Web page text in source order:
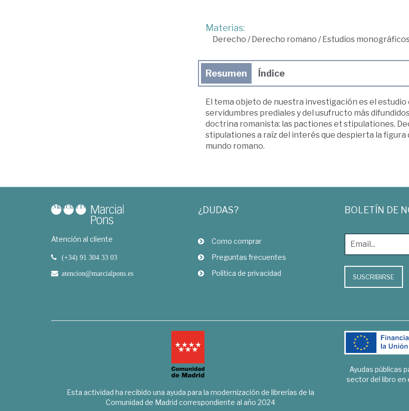
Materias:
Derecho /Derecho romano /Estudios
Resumen Índice
El tema objeto de nuestra investigación es el
servidumbres prediales y del usufructo más
doctrina romanista: las pactiones et stipulationes.
stipulationes a raíz del interés que despierta la
mundo romano.
Atención al cliente
(+34) 91 304 33 03
atencion@marcialpons.es
¿DUDAS?
Como comprar
Preguntas frecuentes
Política de privacidad
BOLETÍN DE
SUSCRIBIRSE
Esta actividad ha recibido una ayuda para la modernización de librerías de la
Comunidad de Madrid correspondiente al año 2024
Ayudas públicas
sector del libro en